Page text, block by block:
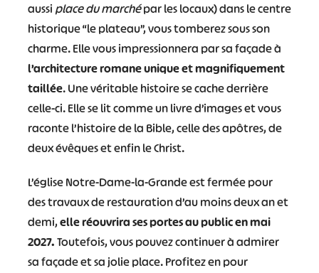
aussi place du marchépar les locaux) dans le centre
historique “le plateau”, vous tomberez sous son
charme. Elle vous impressionnera par sa façade à
l’architecture romane unique et magnifiquement
taillée. Une véritable histoire se cache derrière
celle-ci. Elle se lit comme un livre d’images et vous
raconte l’histoire de la Bible, celle des apôtres, de
deux évêques et enfin le Christ.
L’église Notre-Dame-la-Grande est fermée pour
des travaux de restauration d’au moins deux an et
demi,elle réouvrira ses portes au public en mai
2027.Toutefois, vous pouvez continuer à admirer
sa façade et sa jolie place. Profitez en pour